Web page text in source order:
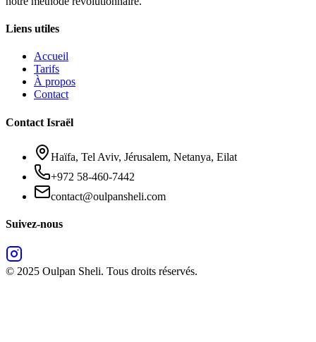
Liens utiles
Accueil
Tarifs
À propos
Contact
Contact Israël
Haïfa, Tel Aviv, Jérusalem, Netanya, Eilat
+972 58-460-7442
contact@oulpansheli.com
Suivez-nous
© 2025 Oulpan Sheli. Tous droits réservés.